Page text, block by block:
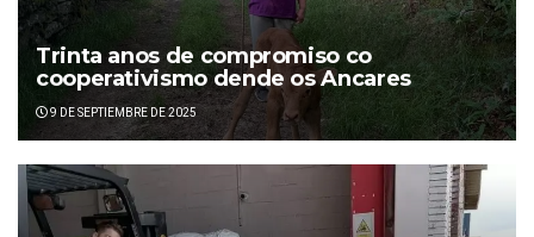
Trinta anos de compromiso co
cooperativismo dende os Ancares
9 DE SEPTIEMBRE DE 2025